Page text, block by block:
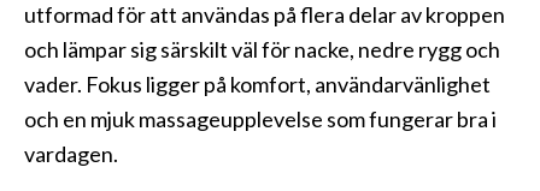
utformad för att användas på flera delar av kroppen
och lämpar sig särskilt väl för nacke, nedre rygg och
vader. Fokus ligger på komfort, användarvänlighet
och en mjuk massageupplevelse som fungerar bra i
vardagen.